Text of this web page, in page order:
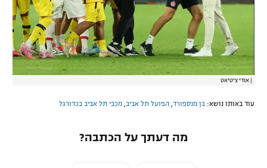
אודי ציטיאט
עוד באותו נושא: בן מנספורד הפועל תל אביב מכבי תל אביב בכדורגל
מה דעתך על הכתבה?